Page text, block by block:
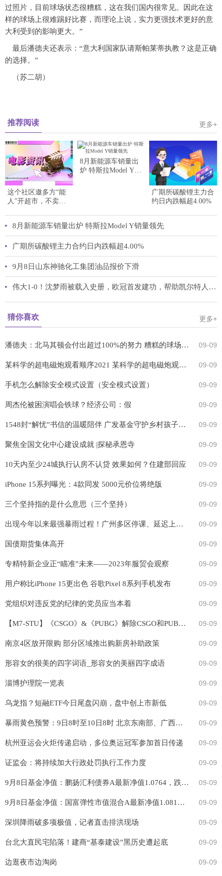
过照片，目前球场状态很糟糕，这在我们国内很常见。因此在这
样的球场上很难踢好比赛，而理论上说，实力更强技术更好的意
大利受到的影响更大。”
最后潘德夫还表示：“意大利国家队请斯帕莱蒂执教？这是正确
的选择。”
（苏二胡）
推荐阅读 更多+
这个社区邀多方“能
人”开超市，不卖东
8月新能源车销量出
炉 特斯拉Model Y销
广期所碳酸锂主力合
约日内跌幅超4.00%
8月新能源车销量出炉 特斯拉Model Y销量领先
广期所碳酸锂主力合约日内跌幅超4.00%
9月8日山东神驰化工集团油品报价下滑
伟大1-0！沈梦雨被载入史册，欧冠首发建功，帮助凯尔特人获首胜
猜你喜欢 更多+
09-09
潘德夫：北马其顿会付出超过100%的努力 糟糕的球场将影响意大利
09-09
某科学的超电磁炮观看顺序2021 某科学的超电磁炮观看顺序
09-09
手机怎么解除安全模式设置（安全模式设置）
09-09
周杰伦被困演唱会铁球？经济公司：假
09-09
1548封“解忧”书信的温暖陪伴 广发基金守护乡村孩子心理健康
09-09
聚焦全国文化中心建设成就 |探秘承恩寺
09-09
10天内至少24城执行认房不认贷 效果如何？住建部回应
09-09
iPhone 15系列曝光：4款同发 5000元价位将绝版
09-09
三个坚持指的是什么意思（三个坚持）
09-09
出现今年以来最强暴雨过程！广州多区停课、延迟上学！这些地铁、列车停运
09-09
国债期货集体高开
09-09
专精特新企业正“瞄准”未来——2023年服贸会观察
09-09
用户称比iPhone 15更出色 谷歌Pixel 8系列手机发布
09-09
党组织对违反党的纪律的党员应当本着
09-09
【M7-STU】《CSGO》&《PUBG》解除CSGO和PUBG的BANNED问题-9月9日期次-HK新操作通道
09-09
南京4区放开限购 部分区域推出购新房补助政策
09-09
形容女的很美的四字词语_形容女的美丽四字成语
09-09
淄博护理院一览表
09-09
乌龙指？短融ETF今日尾盘闪崩，盘中创上市新低
09-09
暴雨黄色预警：9日8时至10日8时 北京东南部、广西东南部沿海、广东西南部等地部分地区有大暴雨
09-09
杭州亚运会火炬传递启动，多位奥运冠军参加首日传递
09-09
证监会：将持续加大行政处罚执行工作力度
09-09
9月8日基金净值：鹏扬汇利债券A最新净值1.0764，跌0.05%
09-09
9月8日基金净值：国富弹性市值混合A最新净值1.081，跌0.73%
09-09
深圳降雨破多项极值，记者直击排洪现场
09-09
​台北大直民宅陷落！建商“基泰建设”黑历史遭起底
09-09
边逛夜市边淘岗